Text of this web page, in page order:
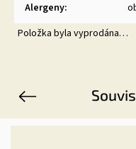
Alergeny:
Položka byla vyprodána…
Previous